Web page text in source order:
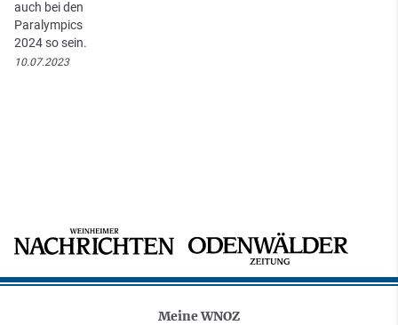
auch bei den
Paralympics
2024 so sein.
10.07.2023
Meine WNOZ